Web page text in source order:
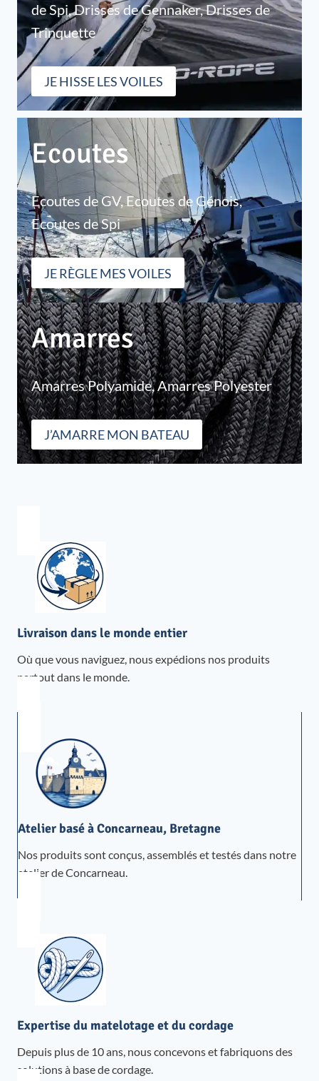
de Spi, Drisses de Gennaker, Drisses de
Trinquette
JE HISSE LES VOILES
Ecoutes
Ecoutes de GV, Ecoutes de Génois,
Ecoutes de Spi
JE RÈGLE MES VOILES
Amarres
Amarres Polyamide, Amarres Polyester
J’AMARRE MON BATEAU
Livraison dans le monde entier
Où que vous naviguez, nous expédions nos produits
partout dans le monde.
Atelier basé à Concarneau, Bretagne
Nos produits sont conçus, assemblés et testés dans notre
atelier de Concarneau.
Expertise du matelotage et du cordage
Depuis plus de 10 ans, nous concevons et fabriquons des
solutions à base de cordage.